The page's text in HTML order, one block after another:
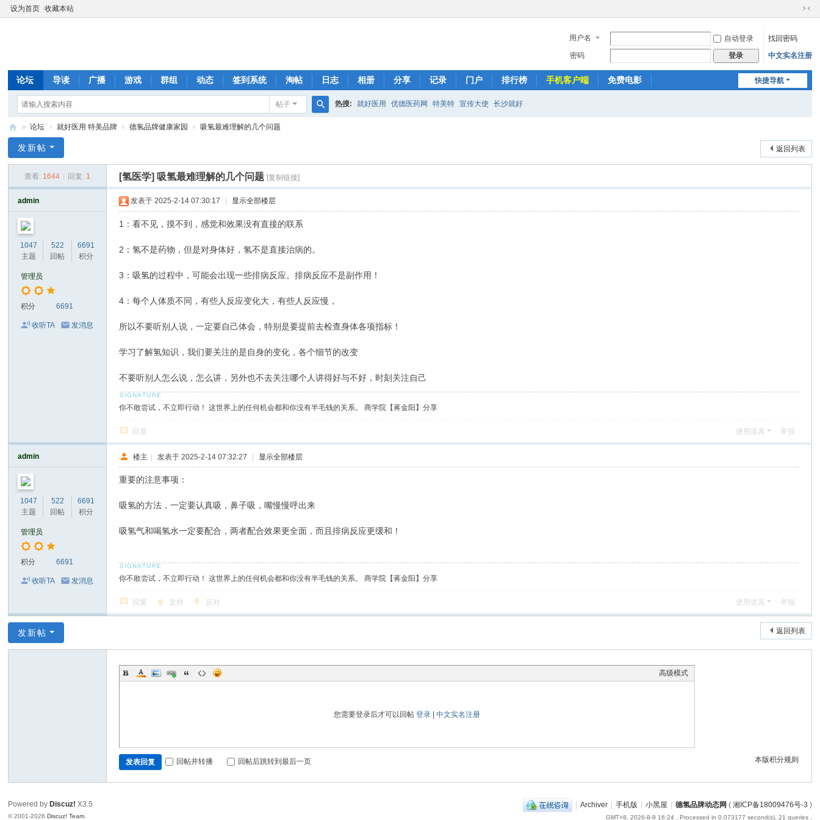
设为首页 收藏本站
切
窄
用户名 自动登录
找回密码
密码
登录 中文实名注册
快捷导航
论坛 导读 广播 游戏 群组 动态 签到系统 淘帖 日志 相册 分享 记录 门户 排行榜 手机客户端 免费电影
帖子 热搜: 就好医用 优德医药网 特美特 宣传大使 长沙就好
氢
气
氧
» 论坛 › 就好医用 特美品牌 › 德氢品牌健康家园 › 吸氢最难理解的几个问题
返回列表
发新帖
查看: 1644 回复: 1 [氢医学] 吸氢最难理解的几个问题 [复制链接]
admin
1047
主题
522
回帖
6691
积分
管理员
积分 6691
收听TA 发消息
发表于 2025-2-14 07:30:17 显示全部楼层
1：看不见，摸不到，感觉和效果没有直接的联系
2：氢不是药物，但是对身体好，氢不是直接治病的。
3：吸氢的过程中，可能会出现一些排病反应。排病反应不是副作用！
4：每个人体质不同，有些人反应变化大，有些人反应慢，
所以不要听别人说，一定要自己体会，特别是要提前去检查身体各项指标！
学习了解氢知识，我们要关注的是自身的变化，各个细节的改变
不要听别人怎么说，怎么讲，另外也不去关注哪个人讲得好与不好，时刻关注自己
你不敢尝试，不立即行动！ 这世界上的任何机会都和你没有半毛钱的关系。 商学院【蒋金阳】分享
回复 使用道具 举报
admin
1047
主题
522
回帖
6691
积分
管理员
积分 6691
收听TA 发消息
楼主 | 发表于 2025-2-14 07:32:27 | 显示全部楼层
重要的注意事项：
吸氢的方法，一定要认真吸，鼻子吸，嘴慢慢呼出来
吸氢气和喝氢水一定要配合，两者配合效果更全面，而且排病反应更缓和！
你不敢尝试，不立即行动！ 这世界上的任何机会都和你没有半毛钱的关系。 商学院【蒋金阳】分享
回复 支持 反对 使用道具 举报
返回列表
发新帖
高级模式
您需要登录后才可以回帖登录 |中文实名注册
本版积分规则
发表回复 回帖并转播 回帖后跳转到最后一页
| Archiver | 手机版 | 小黑屋 | 德氢品牌动态网 ( 湘ICP备18009476号-3 )
GMT+8, 2026-8-9 16:24, Processed in 0.073177 second(s), 21 queries .
Powered by Discuz! X3.5
© 2001-2026Discuz! Team